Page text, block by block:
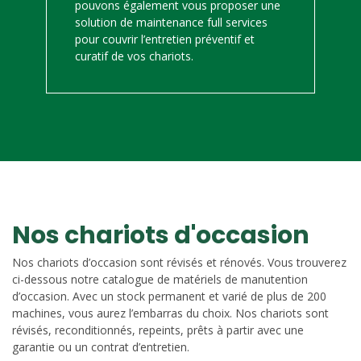
pouvons également vous proposer une
solution de maintenance full services
pour couvrir l’entretien préventif et
curatif de vos chariots.
Nos chariots d'occasion
Nos chariots d’occasion sont révisés et rénovés. Vous trouverez
ci-dessous notre catalogue de matériels de manutention
d’occasion. Avec un stock permanent et varié de plus de 200
machines, vous aurez l’embarras du choix. Nos chariots sont
révisés, reconditionnés, repeints, prêts à partir avec une
garantie ou un contrat d’entretien.